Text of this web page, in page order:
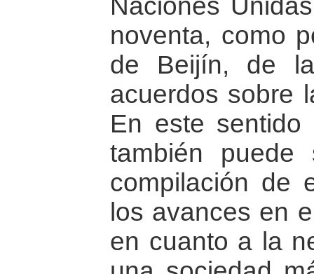
Naciones
noventa, como
de Beijín, de
acuerdos sobre
En este
también
compilación de
los avances en
en cuanto a la